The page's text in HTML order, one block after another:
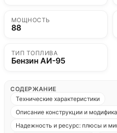
МОЩНОСТЬ
88
ТИП ТОПЛИВА
Бензин АИ-95
СОДЕРЖАНИЕ
Технические характеристики
Описание конструкции и
Надежность и ресурс: плюсы и